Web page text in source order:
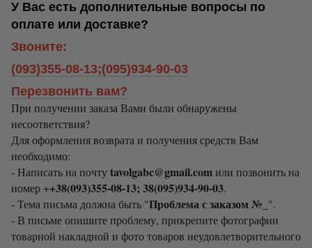
У Вас есть дополнительные вопросы по
оплате или доставке?
Звоните:
(093)355-08-13;(095)934-90-03
Перезвонить вам?
При получении заказа Вами были обнаружены
несоответствия?
Для оформления возврата и получения средств Вам
необходимо:
- Написать на почтуtavolgabc@gmail.comили позвонить на
номер ++38(093)355-08-13; 38(095)934-90-03.
- Тема письма должна быть "Проблема с заказом №_ ".
- В письме опишите проблему, прикрепите фотографии
товарной накладной и фото товаров неудовлетворительного